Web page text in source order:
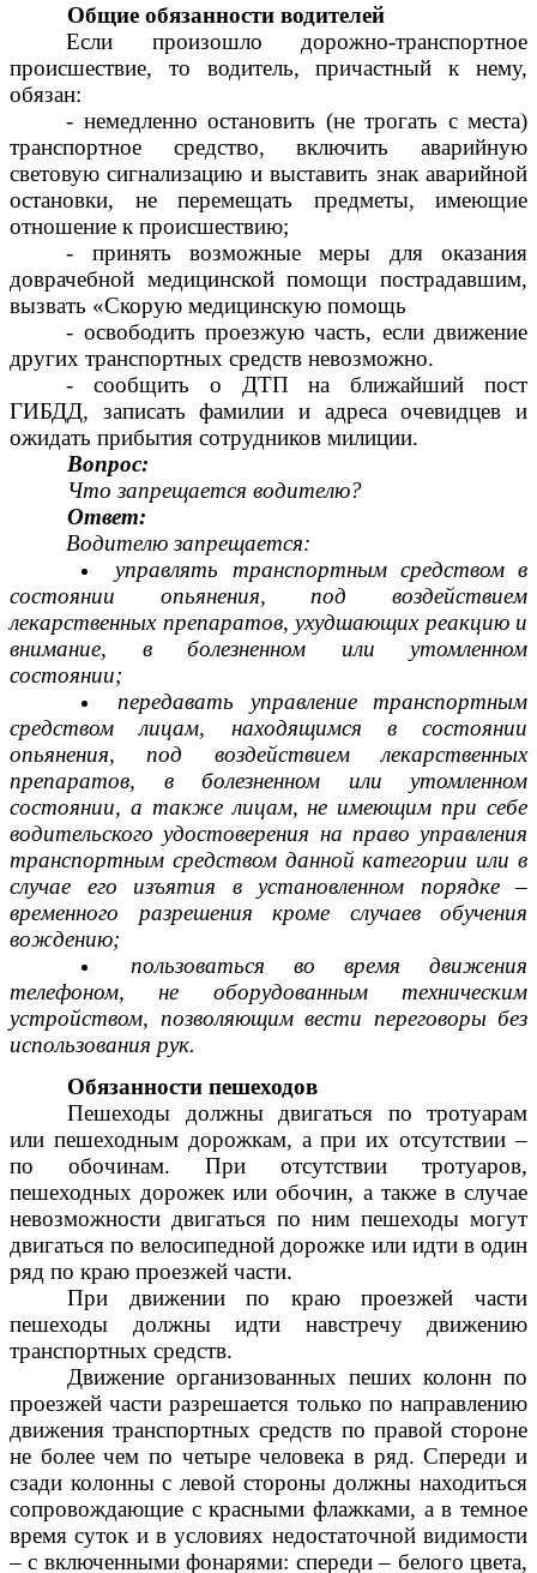
Общие обязанности водителей
Если произошло дорожно-транспортное
происшествие, то водитель, причастный к нему,
обязан:
- немедленно остановить (не трогать с места)
транспортное средство, включить аварийную
световую сигнализацию и выставить знак аварийной
остановки, не перемещать предметы, имеющие
отношение к происшествию;
- принять возможные меры для оказания
доврачебной медицинской помощи пострадавшим,
вызвать «Скорую медицинскую помощь
- освободить проезжую часть, если движение
других транспортных средств невозможно.
- сообщить о ДТП на ближайший пост
ГИБДД, записать фамилии и адреса очевидцев и
ожидать прибытия сотрудников милиции.
Вопрос:
Что запрещается водителю?
Ответ:
Водителю запрещается:
управлять транспортным средством в
состоянии опьянения, под воздействием
лекарственных препаратов, ухудшающих реакцию и
внимание, в болезненном или утомленном
состоянии;
передавать управление транспортным
средством лицам, находящимся в состоянии
опьянения, под воздействием лекарственных
препаратов, в болезненном или утомленном
состоянии, а также лицам, не имеющим при себе
водительского удостоверения на право управления
транспортным средством данной категории или в
случае его изъятия в установленном порядке –
временного разрешения кроме случаев обучения
вождению;
пользоваться во время движения
телефоном, не оборудованным техническим
устройством, позволяющим вести переговоры без
использования рук.
Обязанности пешеходов
Пешеходы должны двигаться по тротуарам
или пешеходным дорожкам, а при их отсутствии –
по обочинам. При отсутствии тротуаров,
пешеходных дорожек или обочин, а также в случае
невозможности двигаться по ним пешеходы могут
двигаться по велосипедной дорожке или идти в один
ряд по краю проезжей части.
При движении по краю проезжей части
пешеходы должны идти навстречу движению
транспортных средств.
Движение организованных пеших колонн по
проезжей части разрешается только по направлению
движения транспортных средств по правой стороне
не более чем по четыре человека в ряд. Спереди и
сзади колонны с левой стороны должны находиться
сопровождающие с красными флажками, а в темное
время суток и в условиях недостаточной видимости
– с включенными фонарями: спереди – белого цвета,